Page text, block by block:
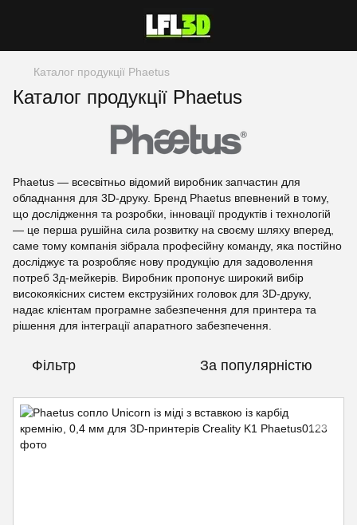
Каталог продукції Phaetus
Каталог продукції Phaetus
Phaetus — всесвітньо відомий виробник запчастин для
обладнання для 3D-друку. Бренд Phaetus впевнений в тому,
що дослідження та розробки, інновації продуктів і технологій
— це перша рушійна сила розвитку на своєму шляху вперед,
саме тому компанія зібрала професійну команду, яка постійно
досліджує та розробляє нову продукцію для задоволення
потреб 3д-мейкерів. Виробник пропонує широкий вибір
високоякісних систем екструзійних головок для 3D-друку,
надає клієнтам програмне забезпечення для принтера та
рішення для інтеграції апаратного забезпечення.
Фільтр За популярністю